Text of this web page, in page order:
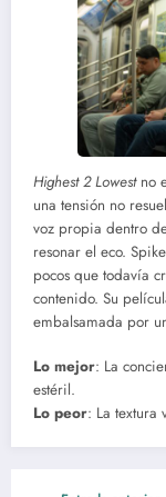
Highest 2 Lowestno
una tensión no
voz propia dentro
resonar el eco.
pocos que todavía
contenido. Su
embalsamada por
Lo mejor: La
estéril.
Lo peor: La textura